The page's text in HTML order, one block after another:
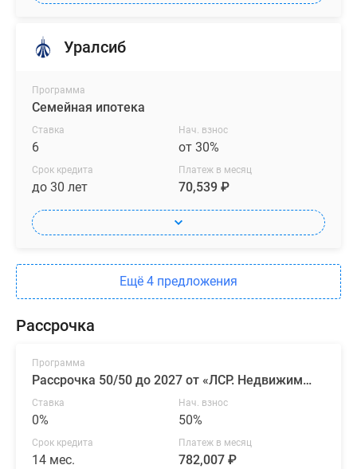
Уралсиб
Программа
Семейная ипотека
Ставка
6
Нач. взнос
от 30%
Срок кредита
до 30 лет
Платеж в месяц
70,539 ₽
Ещё 4 предложения
Рассрочка
Программа
Рассрочка 50/50 до 2027 от «ЛСР. Недвижимость — Северо-Запад»
Ставка
0%
Нач. взнос
50%
Срок кредита
14 мес.
Платеж в месяц
782,007 ₽